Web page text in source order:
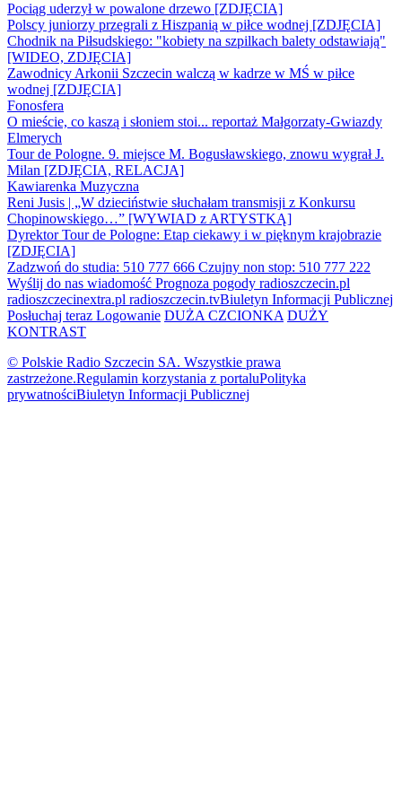
Pociąg uderzył w powalone drzewo [ZDJĘCIA]
Polscy juniorzy przegrali z Hiszpanią w piłce wodnej [ZDJĘCIA]
Chodnik na Piłsudskiego: "kobiety na szpilkach balety odstawiają"
[WIDEO, ZDJĘCIA]
Zawodnicy Arkonii Szczecin walczą w kadrze w MŚ w piłce
wodnej [ZDJĘCIA]
Fonosfera
O mieście, co kaszą i słoniem stoi... reportaż Małgorzaty-Gwiazdy
Elmerych
Tour de Pologne. 9. miejsce M. Bogusławskiego, znowu wygrał J.
Milan [ZDJĘCIA, RELACJA]
Kawiarenka Muzyczna
Reni Jusis | „W dzieciństwie słuchałam transmisji z Konkursu
Chopinowskiego…” [WYWIAD z ARTYSTKĄ]
Dyrektor Tour de Pologne: Etap ciekawy i w pięknym krajobrazie
[ZDJĘCIA]
Zadzwoń do studia: 510 777 666 Czujny non stop: 510 777 222
Wyślij do nas wiadomość Prognoza pogody radioszczecin.pl
radioszczecinextra.pl radioszczecin.tvBiuletyn Informacji Publicznej
Posłuchaj teraz Logowanie DUŻA CZCIONKA DUŻY
KONTRAST
© Polskie Radio Szczecin SA. Wszystkie prawa
zastrzeżone.Regulamin korzystania z portaluPolityka
prywatnościBiuletyn Informacji Publicznej